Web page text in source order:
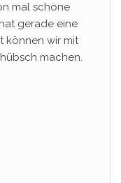
mal schöne
gerade eine
können wir mit
machen.